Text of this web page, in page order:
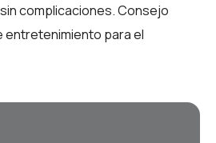
complicaciones. Consejo
entretenimiento para el